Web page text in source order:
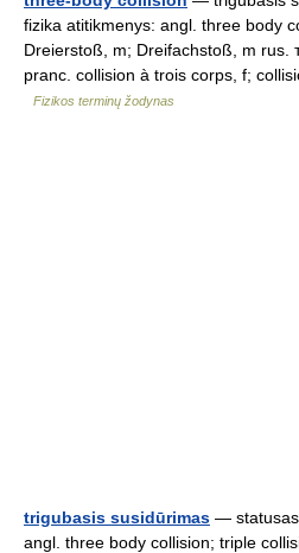
fizika atitikmenys: angl. three body
Dreierstoß, m; Dreifachstoß, m rus.
pranc. collision à trois corps, f;
Fizikos terminų žodynas
trigubasis susidūrimas — statusas
angl. three body collision; triple